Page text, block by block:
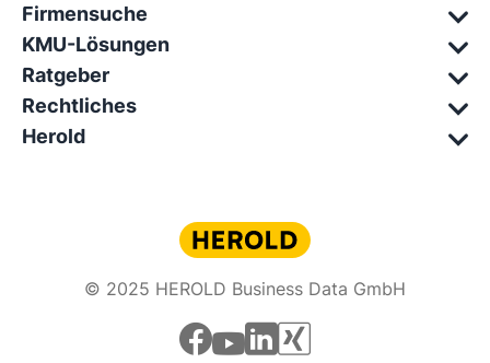
Firmensuche
KMU-Lösungen
Ratgeber
Rechtliches
Herold
© 2025 HEROLD Business Data GmbH